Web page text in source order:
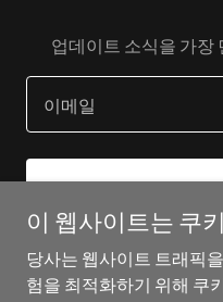
업데이트 소식을 가장
이메일
이 웹사이트는 쿠
당사는 웹사이트 트래픽
험을 최적화하기 위해 쿠